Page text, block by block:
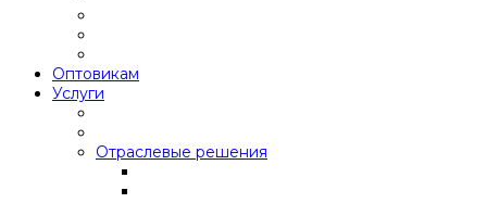
Оптовикам
Услуги
Отраслевые решения